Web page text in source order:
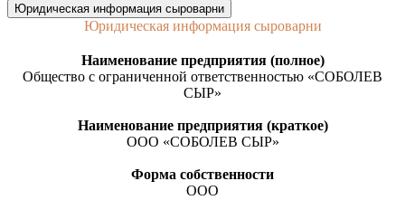
Юридическая информация сыроварни
Юридическая информация сыроварни
Наименование предприятия (полное)
Общество с ограниченной ответственностью «СОБОЛЕВ
СЫР»
Наименование предприятия (краткое)
ООО «СОБОЛЕВ СЫР»
Форма собственности
ООО